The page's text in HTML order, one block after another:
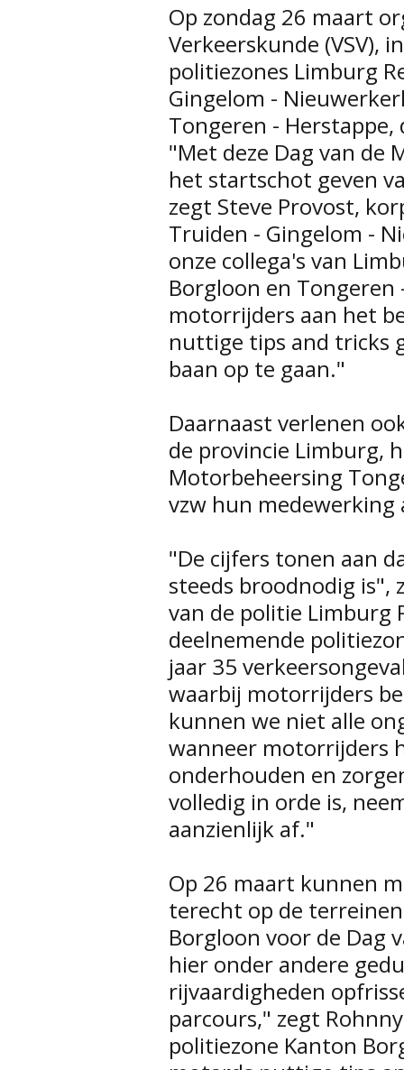
Op zondag 26 maart
Verkeerskunde (VSV),
politiezones Limburg
Gingelom -
Tongeren -
"Met deze Dag van de
het startschot geven
zegt Steve Provost,
Truiden - Gingelom -
onze collega's van
Borgloon en
motorrijders aan het
nuttige tips and tricks
baan op te gaan."
Daarnaast verlenen
de provincie Limburg,
Motorbeheersing
vzw hun
"De cijfers tonen aan
steeds broodnodig is",
van de politie Limburg
deelnemende
jaar 35
waarbij motorrijders
kunnen we niet alle
wanneer motorrijders
onderhouden en
volledig in orde is,
aanzienlijk af."
Op 26 maart kunnen
terecht op de
Borgloon voor de Dag
hier onder andere
rijvaardigheden
parcours," zegt
politiezone Kanton